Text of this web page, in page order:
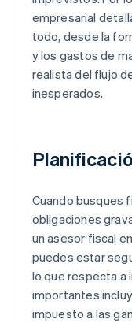
empresarial
todo, desde la
y los gastos de
realista del flujo
inesperados.
Cuando busques
obligaciones
un asesor fiscal
puedes estar
lo que respecta a
importantes
impuesto a las